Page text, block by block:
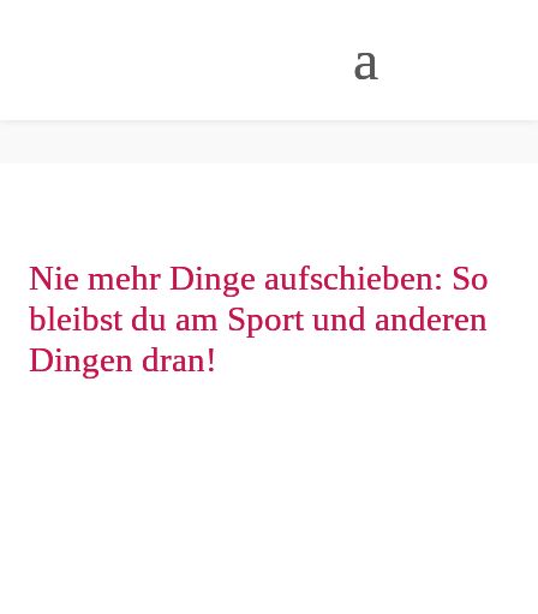
Nie mehr Dinge aufschieben: So
bleibst du am Sport und anderen
Dingen dran!